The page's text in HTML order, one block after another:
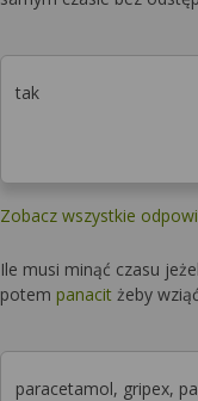
tak
Zobacz wszystkie
Ile musi minąć czasu
potem panacit żeby wziąć
paracetamol, gripex,